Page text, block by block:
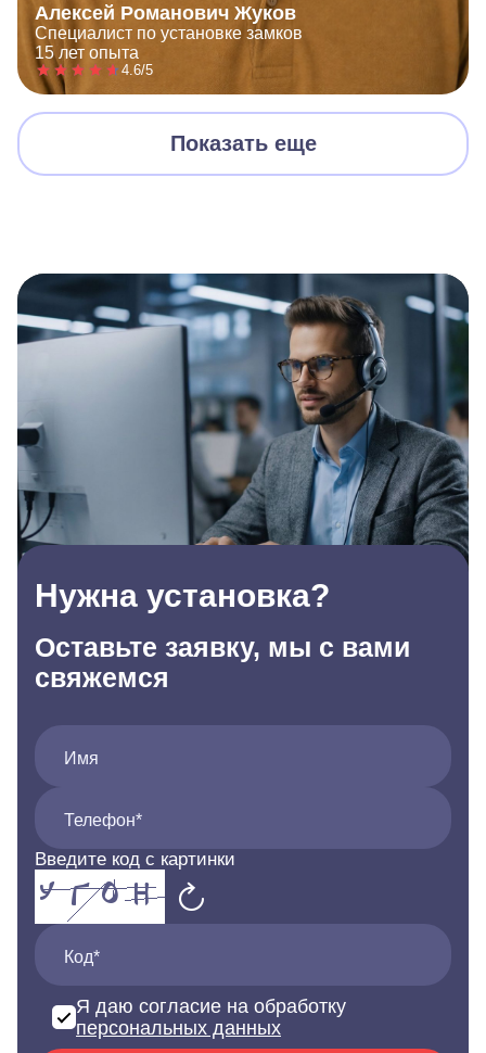
Алексей Романович Жуков
Специалист по установке замков
15 лет опыта
4.6/5
Показать еще
Нужна установка?
Оставьте заявку, мы с вами
свяжемся
Имя
Телефон*
Введите код с картинки
Код*
Я даю согласие на обработку
персональных данных